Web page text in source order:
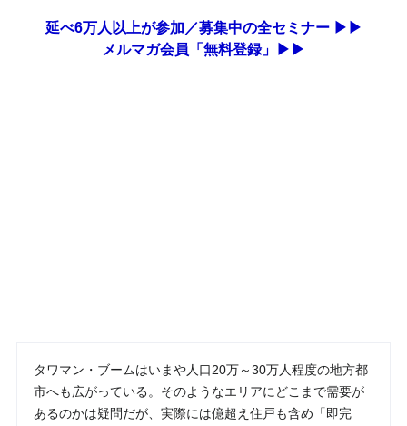
延べ6万人以上が参加／募集中の全セミナー ▶▶
メルマガ会員「無料登録」▶▶
タワマン・ブームはいまや人口20万～30万人程度の地方都
市へも広がっている。そのようなエリアにどこまで需要が
あるのかは疑問だが、実際には億超え住戸も含め「即完